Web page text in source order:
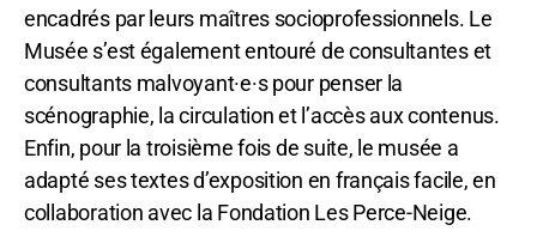
encadrés par leurs maîtres socioprofessionnels. Le
Musée s’est également entouré de consultantes et
consultants malvoyant·e·s pour penser la
scénographie, la circulation et l’accès aux contenus.
Enfin, pour la troisième fois de suite, le musée a
adapté ses textes d’exposition en français facile, en
collaboration avec la Fondation Les Perce-Neige.